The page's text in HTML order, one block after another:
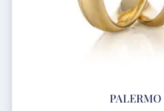
PALERMO